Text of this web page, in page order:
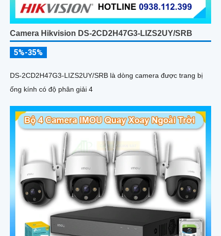
Camera Hikvision DS-2CD2H47G3-LIZS2UY/SRB
5%-35%
DS-2CD2H47G3-LIZS2UY/SRB là dòng camera được trang bị
ống kính có độ phân giải 4